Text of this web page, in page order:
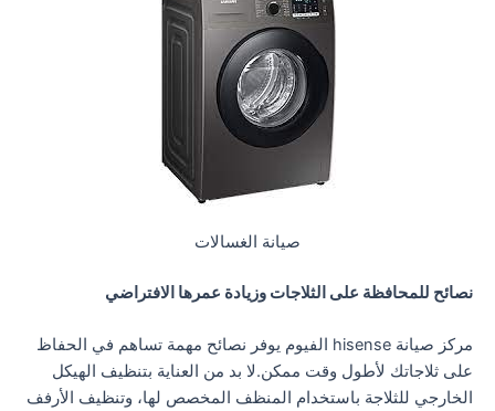
صيانة الغسالات
نصائح للمحافظة على الثلاجات وزيادة عمرها الافتراضي
مركز صيانة hisense الفيوم يوفر نصائح مهمة تساهم في الحفاظ
على ثلاجاتك لأطول وقت ممكن.لا بد من العناية بتنظيف الهيكل
الخارجي للثلاجة باستخدام المنظف المخصص لها، وتنظيف الأرفف